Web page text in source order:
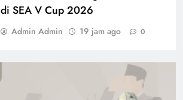
di SEA V Cup 2026
Admin Admin 19 jam ago 0